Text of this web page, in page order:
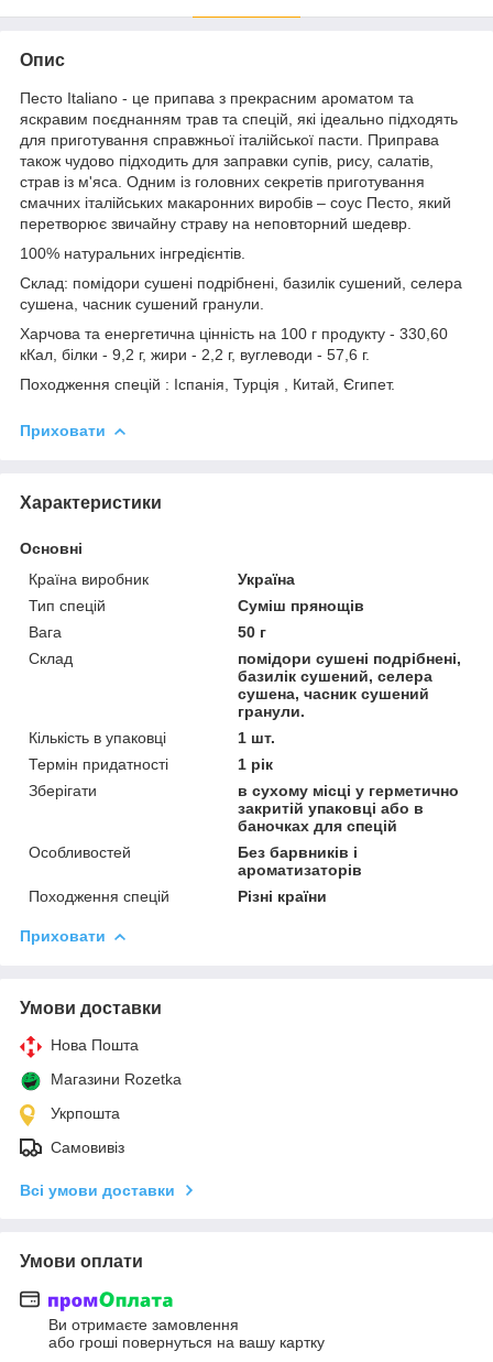
Опис
Песто Italiano - це припава з прекрасним ароматом та
яскравим поєднанням трав та спецій, які ідеально підходять
для приготування справжньої італійської пасти. Приправа
також чудово підходить для заправки супів, рису, салатів,
страв із м'яса. Одним із головних секретів приготування
смачних італійських макаронних виробів – соус Песто, який
перетворює звичайну страву на неповторний шедевр.
100% натуральних інгредієнтів.
Склад: помідори сушені подрібнені, базилік сушений, селера
сушена, часник сушений гранули.
Харчова та енергетична цінність на 100 г продукту - 330,60
кКал, білки - 9,2 г, жири - 2,2 г, вуглеводи - 57,6 г.
Походження спецій : Іспанія, Турція , Китай, Єгипет.
Приховати
Характеристики
Основні
Країна виробник
Україна
Тип спецій
Суміш прянощів
Вага
50 г
Склад
помідори сушені подрібнені,
базилік сушений, селера
сушена, часник сушений
гранули.
Кількість в упаковці
1 шт.
Термін придатності
1 рік
Зберігати
в сухому місці у герметично
закритій упаковці або в
баночках для спецій
Особливостей
Без барвників і
ароматизаторів
Походження спецій
Різні країни
Приховати
Умови доставки
Нова Пошта
Магазини Rozetka
Укрпошта
Самовивіз
Всі умови доставки
Умови оплати
Ви отримаєте замовлення
або гроші повернуться на вашу картку